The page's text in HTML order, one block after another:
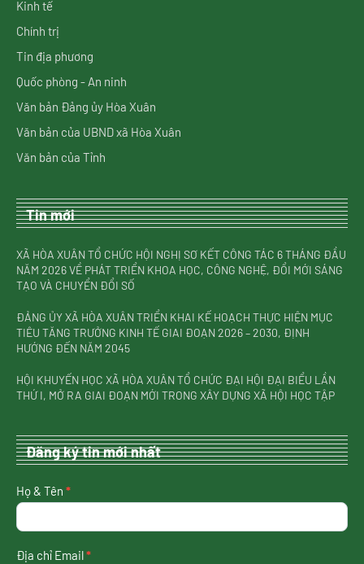
Kinh tế
Chính trị
Tin địa phương
Quốc phòng - An ninh
Văn bản Đảng ủy Hòa Xuân
Văn bản của UBND xã Hòa Xuân
Văn bản của Tỉnh
Tin mới
XÃ HÒA XUÂN TỔ CHỨC HỘI NGHỊ SƠ KẾT CÔNG TÁC 6 THÁNG ĐẦU
NĂM 2026 VỀ PHÁT TRIỂN KHOA HỌC, CÔNG NGHỆ, ĐỔI MỚI SÁNG
TẠO VÀ CHUYỂN ĐỔI SỐ
ĐẢNG ỦY XÃ HÒA XUÂN TRIỂN KHAI KẾ HOẠCH THỰC HIỆN MỤC
TIÊU TĂNG TRƯỞNG KINH TẾ GIAI ĐOẠN 2026 – 2030, ĐỊNH
HƯỚNG ĐẾN NĂM 2045
HỘI KHUYẾN HỌC XÃ HÒA XUÂN TỔ CHỨC ĐẠI HỘI ĐẠI BIỂU LẦN
THỨ I, MỞ RA GIAI ĐOẠN MỚI TRONG XÂY DỰNG XÃ HỘI HỌC TẬP
Đăng ký tin mới nhất
nhận
tin
nhất
Họ & Tên *
Địa chỉ Email*